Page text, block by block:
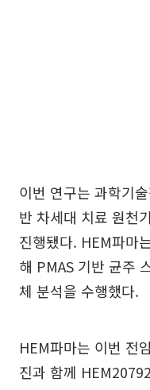
이번 연구는 과학기
반 차세대 치료 원천
진행됐다. HEM파마
해 PMAS 기반 균주
체 분석을 수행했다.
HEM파마는 이번 전
진과 함께